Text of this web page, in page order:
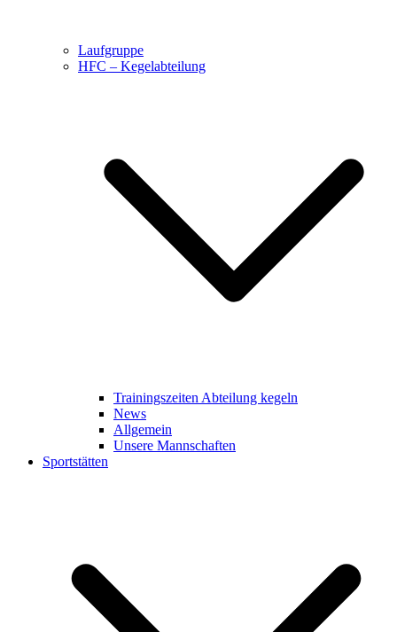
Laufgruppe
HFC – Kegelabteilung
Trainingszeiten Abteilung kegeln
News
Allgemein
Unsere Mannschaften
Sportstätten